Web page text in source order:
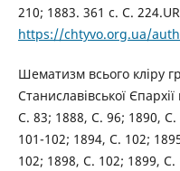
210; 1883. 361 с. С.
https://chtyvo.org.ua/
Шематизм всього кліру
Станиславівської
С. 83; 1888, С. 96; 1890,
101-102; 1894, С. 102;
102; 1898, С. 102; 1899,